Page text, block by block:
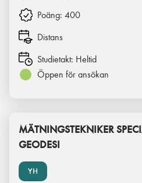
Poäng: 400
Distans
Studietakt: Heltid
Öppen för ansökan
YH
MÄTNINGSTEKNIKER
GEODESI